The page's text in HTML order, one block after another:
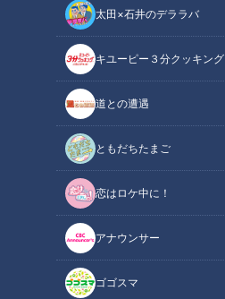
太田×石井のデララバ
キユーピー３分クッキング
道との遭遇
ともだちたまご
恋はロケ中に！
アナウンサー
ゴゴスマ
CBCテレビ：画像『チャント！』
この記事の画像（全4枚）